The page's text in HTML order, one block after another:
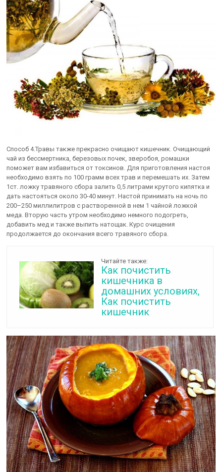
Способ 4.Травы также прекрасно очищают кишечник. Очищающий
чай из бессмертника, березовых почек, зверобоя, ромашки
поможет вам избавиться от токсинов. Для приготовления настоя
необходимо взять по 100 грамм всех трав и перемешать их. Затем
1ст. ложку травяного сбора залить 0,5 литрами крутого кипятка и
дать настояться около 30-40 минут. Настой принимать на ночь по
200–250 миллилитров с растворенной в нем 1 чайной ложкой
меда. Вторую часть утром необходимо немного подогреть,
добавить мед и также выпить натощак. Курс очищения
продолжается до окончания всего травяного сбора.
Читайте также:
Как почистить
кишечника в
домашних условиях,
Как почистить
кишечник